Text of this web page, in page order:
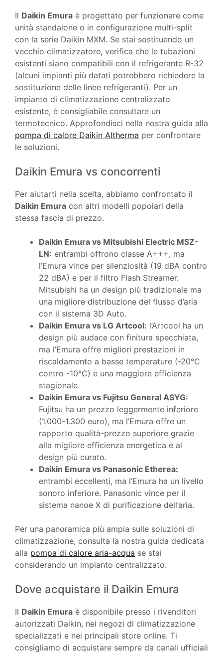
Il Daikin Emura è progettato per funzionare come
unità standalone o in configurazione multi-split
con la serie Daikin MXM. Se stai sostituendo un
vecchio climatizzatore, verifica che le tubazioni
esistenti siano compatibili con il refrigerante R-32
(alcuni impianti più datati potrebbero richiedere la
sostituzione delle linee refrigeranti). Per un
impianto di climatizzazione centralizzato
esistente, è consigliabile consultare un
termotecnico. Approfondisci nella nostra guida alla
pompa di calore Daikin Altherma per confrontare
le soluzioni.
Daikin Emura vs concorrenti
Per aiutarti nella scelta, abbiamo confrontato il
Daikin Emura con altri modelli popolari della
stessa fascia di prezzo.
Daikin Emura vs Mitsubishi Electric MSZ-
LN: entrambi offrono classe A+++, ma
l’Emura vince per silenziosità (19 dBA contro
22 dBA) e per il filtro Flash Streamer.
Mitsubishi ha un design più tradizionale ma
una migliore distribuzione del flusso d’aria
con il sistema 3D Auto.
Daikin Emura vs LG Artcool: l’Artcool ha un
design più audace con finitura specchiata,
ma l’Emura offre migliori prestazioni in
riscaldamento a basse temperature (-20°C
contro -10°C) e una maggiore efficienza
stagionale.
Daikin Emura vs Fujitsu General ASYG:
Fujitsu ha un prezzo leggermente inferiore
(1.000-1.300 euro), ma l’Emura offre un
rapporto qualità-prezzo superiore grazie
alla migliore efficienza energetica e al
design più curato.
Daikin Emura vs Panasonic Etherea:
entrambi eccellenti, ma l’Emura ha un livello
sonoro inferiore. Panasonic vince per il
sistema nanoe X di purificazione dell’aria.
Per una panoramica più ampia sulle soluzioni di
climatizzazione, consulta la nostra guida dedicata
alla pompa di calore aria-acqua se stai
considerando un impianto centralizzato.
Dove acquistare il Daikin Emura
Il Daikin Emura è disponibile presso i rivenditori
autorizzati Daikin, nei negozi di climatizzazione
specializzati e nei principali store online. Ti
consigliamo di acquistare sempre da canali ufficiali